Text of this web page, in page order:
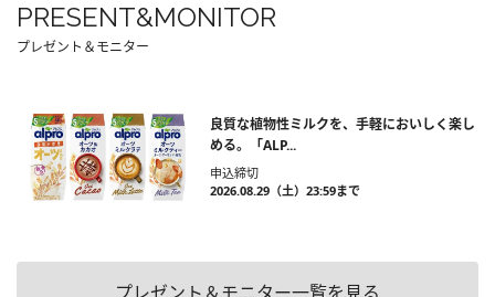
PRESENT&MONITOR
プレゼント＆モニター
良質な植物性ミルクを、手軽においしく楽し
める。「ALP...
申込締切
2026.08.29（土）23:59まで